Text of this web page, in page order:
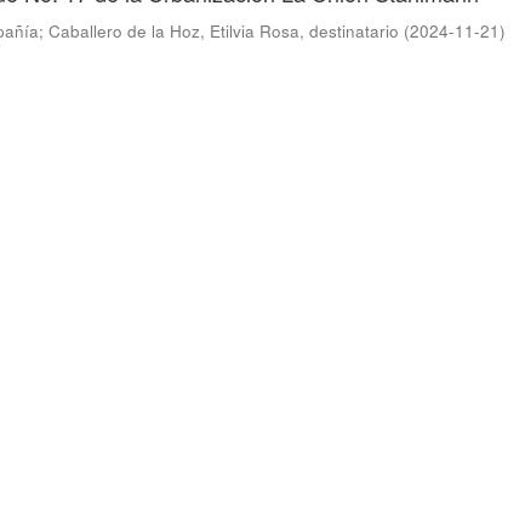
; Caballero de la Hoz, Etilvia Rosa, destinatario (2024-11-21)